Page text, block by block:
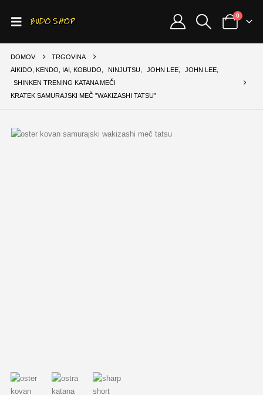
0
DOMOV
TRGOVINA
AIKIDO, KENDO, IAI, KOBUDO
NINJUTSU JOHN LEE, JOHN LEE,
SHINKEN TRENING KATANA MEČI
KRATEK SAMURAJSKI MEČ ”WAKIZASHI TATSU”